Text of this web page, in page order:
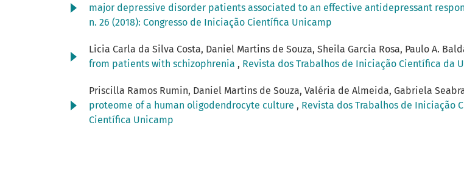
major depressive disorder patients associated to an effective antidepressant
n. 26 (2018): Congresso de Iniciação Científica Unicamp
Licia Carla da Silva Costa, Daniel Martins de Souza, Sheila Garcia Rosa, Paulo A.
from patients with schizophrenia , Revista dos Trabalhos de Iniciação Científica da
Priscilla Ramos Rumin, Daniel Martins de Souza, Valéria de Almeida, Gabriela
proteome of a human oligodendrocyte culture , Revista dos Trabalhos de Iniciação
Científica Unicamp